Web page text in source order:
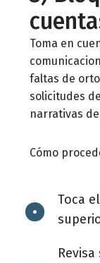
Toma en
faltas de
solicitudes
narrativas de
Cómo
Toca